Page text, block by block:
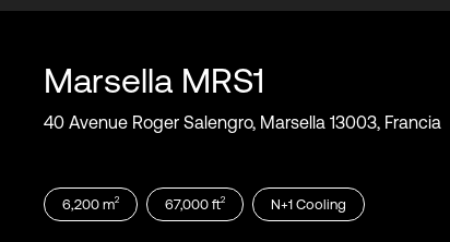
ISO 14001 ISO 27001
ISO 22301 ISO 45001
Marsella MRS1
40 Avenue Roger Salengro, Marsella 13003, Francia
6,200 m2 67,000 ft2 N+1 Cooling